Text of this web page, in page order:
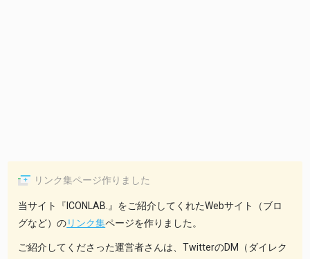
リンク集ページ作りました
当サイト『ICONLAB.』をご紹介してくれたWebサイト（ブロ
グなど）のリンク集ページを作りました。
ご紹介してくださった運営者さんは、TwitterのDM（ダイレク